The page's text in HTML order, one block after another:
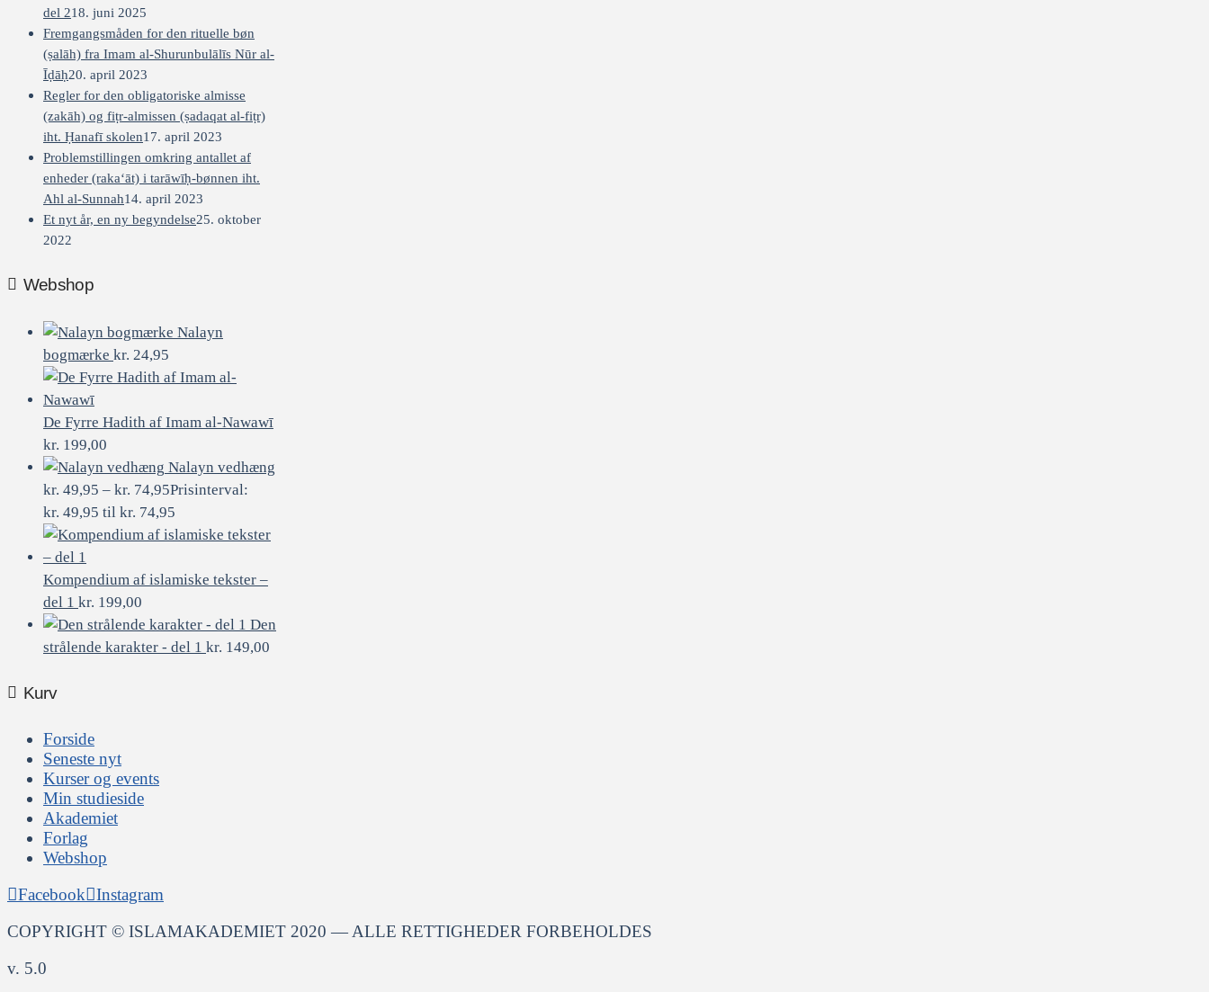
del 218. juni 2025
Fremgangsmåden for den rituelle bøn
(ṣalāh) fra Imam al-Shurunbulālīs Nūr al-
Īḍāḥ20. april 2023
Regler for den obligatoriske almisse
(zakāh) og fiṭr-almissen (ṣadaqat al-fiṭr)
iht. Ḥanafī skolen17. april 2023
Problemstillingen omkring antallet af
enheder (raka‘āt) i tarāwīḥ-bønnen iht.
Ahl al-Sunnah14. april 2023
Et nyt år, en ny begyndelse25. oktober
2022
Webshop
Nalayn
bogmærke kr. 24,95
De Fyrre Hadith af Imam al-Nawawī
kr. 199,00
Nalayn vedhæng
kr. 49,95 – kr. 74,95Prisinterval:
kr. 49,95 til kr. 74,95
Kompendium af islamiske tekster –
del 1 kr. 199,00
Den
strålende karakter - del 1 kr. 149,00
Kurv
Forside
Seneste nyt
Kurser og events
Min studieside
Akademiet
Forlag
Webshop
Facebook
Instagram
COPYRIGHT © ISLAMAKADEMIET 2020 — ALLE RETTIGHEDER FORBEHOLDES
v. 5.0